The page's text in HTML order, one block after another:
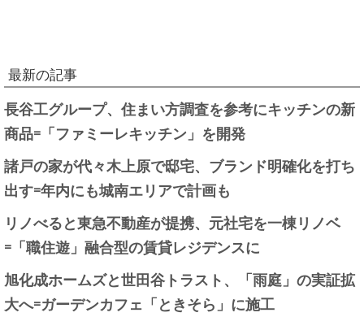
最新の記事
長谷工グループ、住まい方調査を参考にキッチンの新
商品=「ファミーレキッチン」を開発
諸戸の家が代々木上原で邸宅、ブランド明確化を打ち
出す=年内にも城南エリアで計画も
リノべると東急不動産が提携、元社宅を一棟リノベ
=「職住遊」融合型の賃貸レジデンスに
旭化成ホームズと世田谷トラスト、「雨庭」の実証拡
大へ=ガーデンカフェ「ときそら」に施工